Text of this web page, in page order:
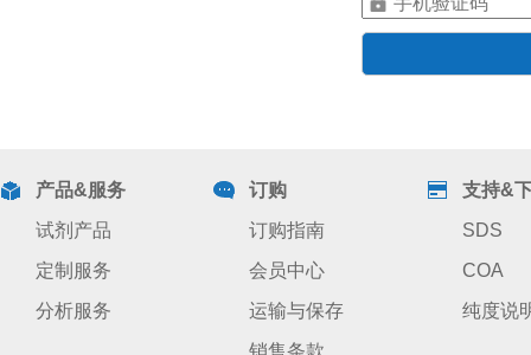
产品&服务
试剂产品
定制服务
分析服务
订购
订购指南
会员中心
运输与保存
销售条款
支持&
SDS
COA
纯度说